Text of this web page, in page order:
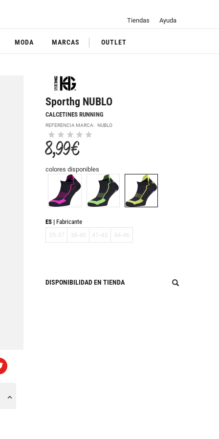
Tiendas Ayuda
MODA MARCAS OUTLET
Sporthg NUBLO
CALCETINES RUNNING
REFERENCIA MARCA:NUBLO
8,99 €
colores disponibles
ES
Fabricante
35-37
38-40 41-43 44-46
DISPONIBILIDAD EN TIENDA